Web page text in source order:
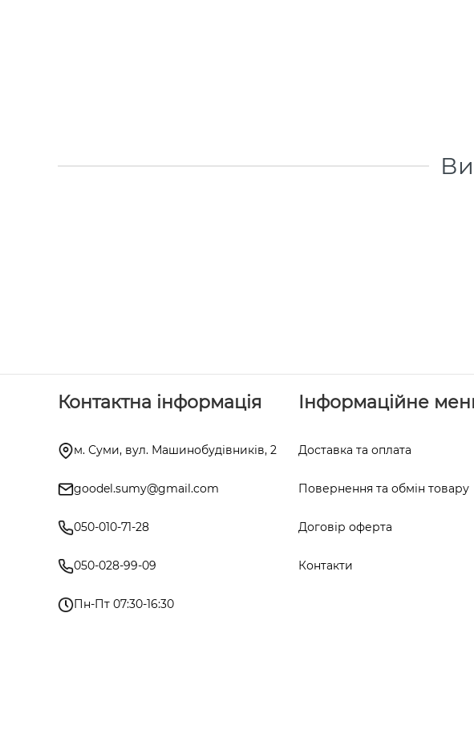
Контактна інформація
м. Суми, вул. Машинобудівників, 2
goodel.sumy@gmail.com
050-010-71-28
050-028-99-09
Пн-Пт 07:30-16:30
Інформаційне
Доставка та оплата
Повернення та обмін товару
Договір оферта
Контакти